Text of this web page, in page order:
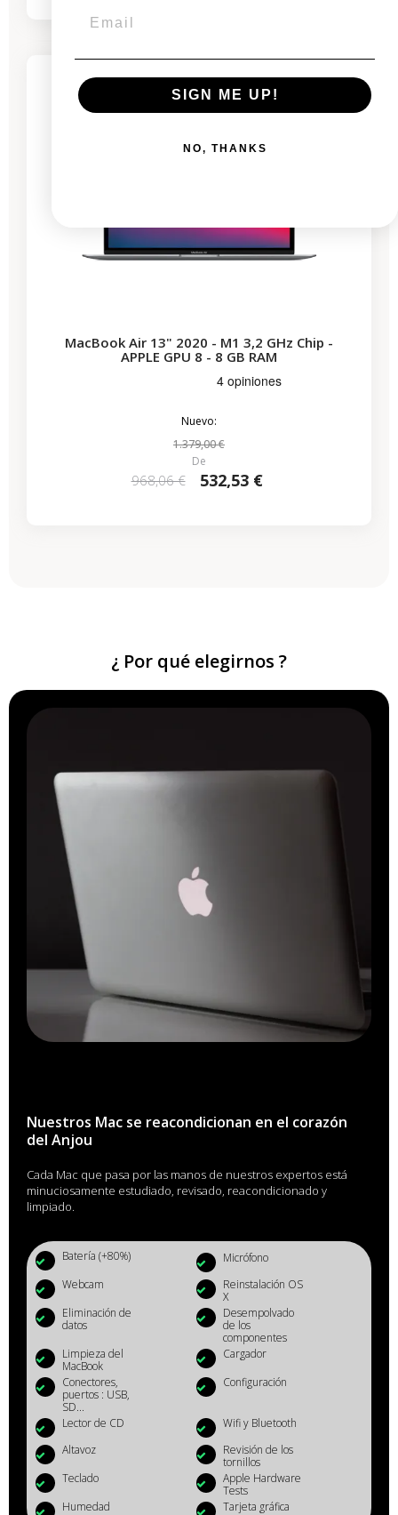
MacBook Air 13" 2020 - M1 3,2 GHz Chip -
APPLE GPU 8 - 8 GB RAM
Nuevo:
1.379,00 €
De
968,06 € 532,53 €
¿ Por qué elegirnos ?
Nuestros Mac se reacondicionan en el corazón
del Anjou
Cada Mac que pasa por las manos de nuestros expertos está
minuciosamente estudiado, revisado, reacondicionado y
limpiado.
Batería (+80%)
Micrófono
Webcam
Reinstalación OS
X
Eliminación de
datos
Desempolvado
de los
componentes
Limpieza del
MacBook
Cargador
Conectores,
puertos : USB,
SD...
Configuración
Lector de CD
Wifi y Bluetooth
Altavoz
Revisión de los
tornillos
Teclado
Apple Hardware
Tests
Humedad
Tarjeta gráfica
SIGN ME UP!
NO, THANKS